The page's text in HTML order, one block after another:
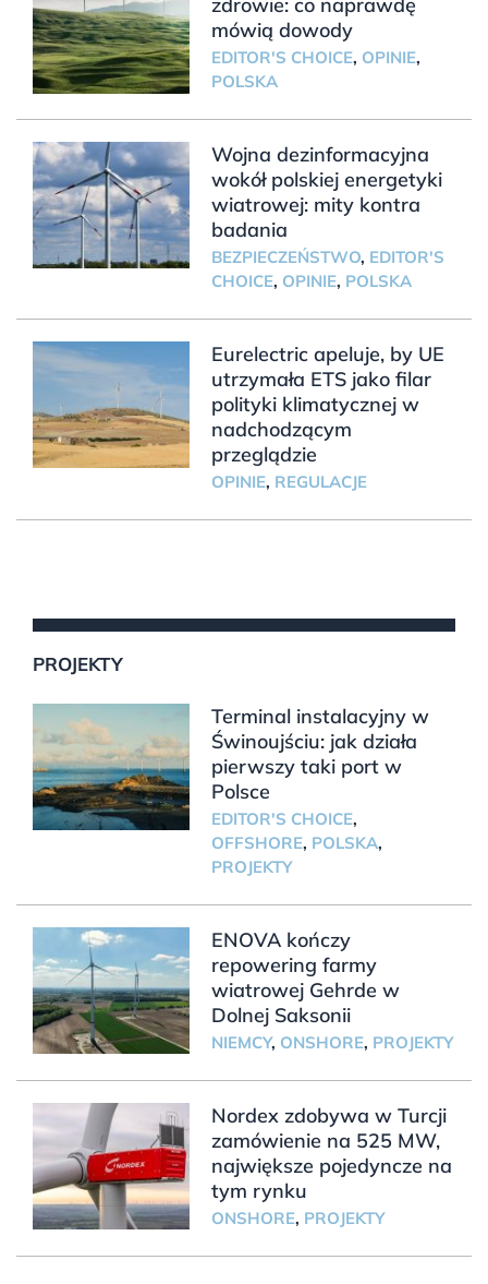
zdrowie: co naprawdę
mówią dowody
EDITOR'S CHOICE, OPINIE,
POLSKA
Wojna dezinformacyjna
wokół polskiej energetyki
wiatrowej: mity kontra
badania
BEZPIECZEŃSTWO, EDITOR'S
CHOICE, OPINIE, POLSKA
Eurelectric apeluje, by UE
utrzymała ETS jako filar
polityki klimatycznej w
nadchodzącym
przeglądzie
OPINIE, REGULACJE
PROJEKTY
Terminal instalacyjny w
Świnoujściu: jak działa
pierwszy taki port w
Polsce
EDITOR'S CHOICE,
OFFSHORE, POLSKA,
PROJEKTY
ENOVA kończy
repowering farmy
wiatrowej Gehrde w
Dolnej Saksonii
NIEMCY, ONSHORE, PROJEKTY
Nordex zdobywa w Turcji
zamówienie na 525 MW,
największe pojedyncze na
tym rynku
ONSHORE, PROJEKTY